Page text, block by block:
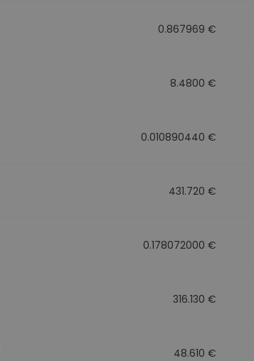
0.867969 €
8.4800 €
0.010890440 €
431.720 €
0.178072000 €
316.130 €
48.610 €